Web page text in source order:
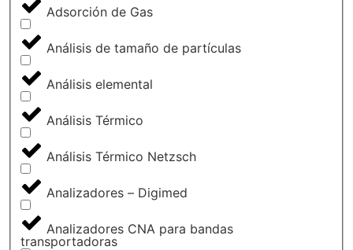
Adsorción de Gas
Análisis de tamaño de partículas
Análisis elemental
Análisis Térmico
Análisis Térmico Netzsch
Analizadores – Digimed
Analizadores CNA para bandas
transportadoras